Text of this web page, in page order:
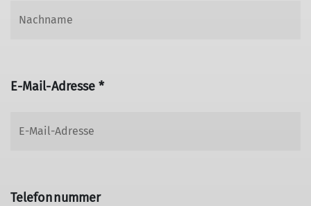
E-Mail-Adresse *
Telefonnummer